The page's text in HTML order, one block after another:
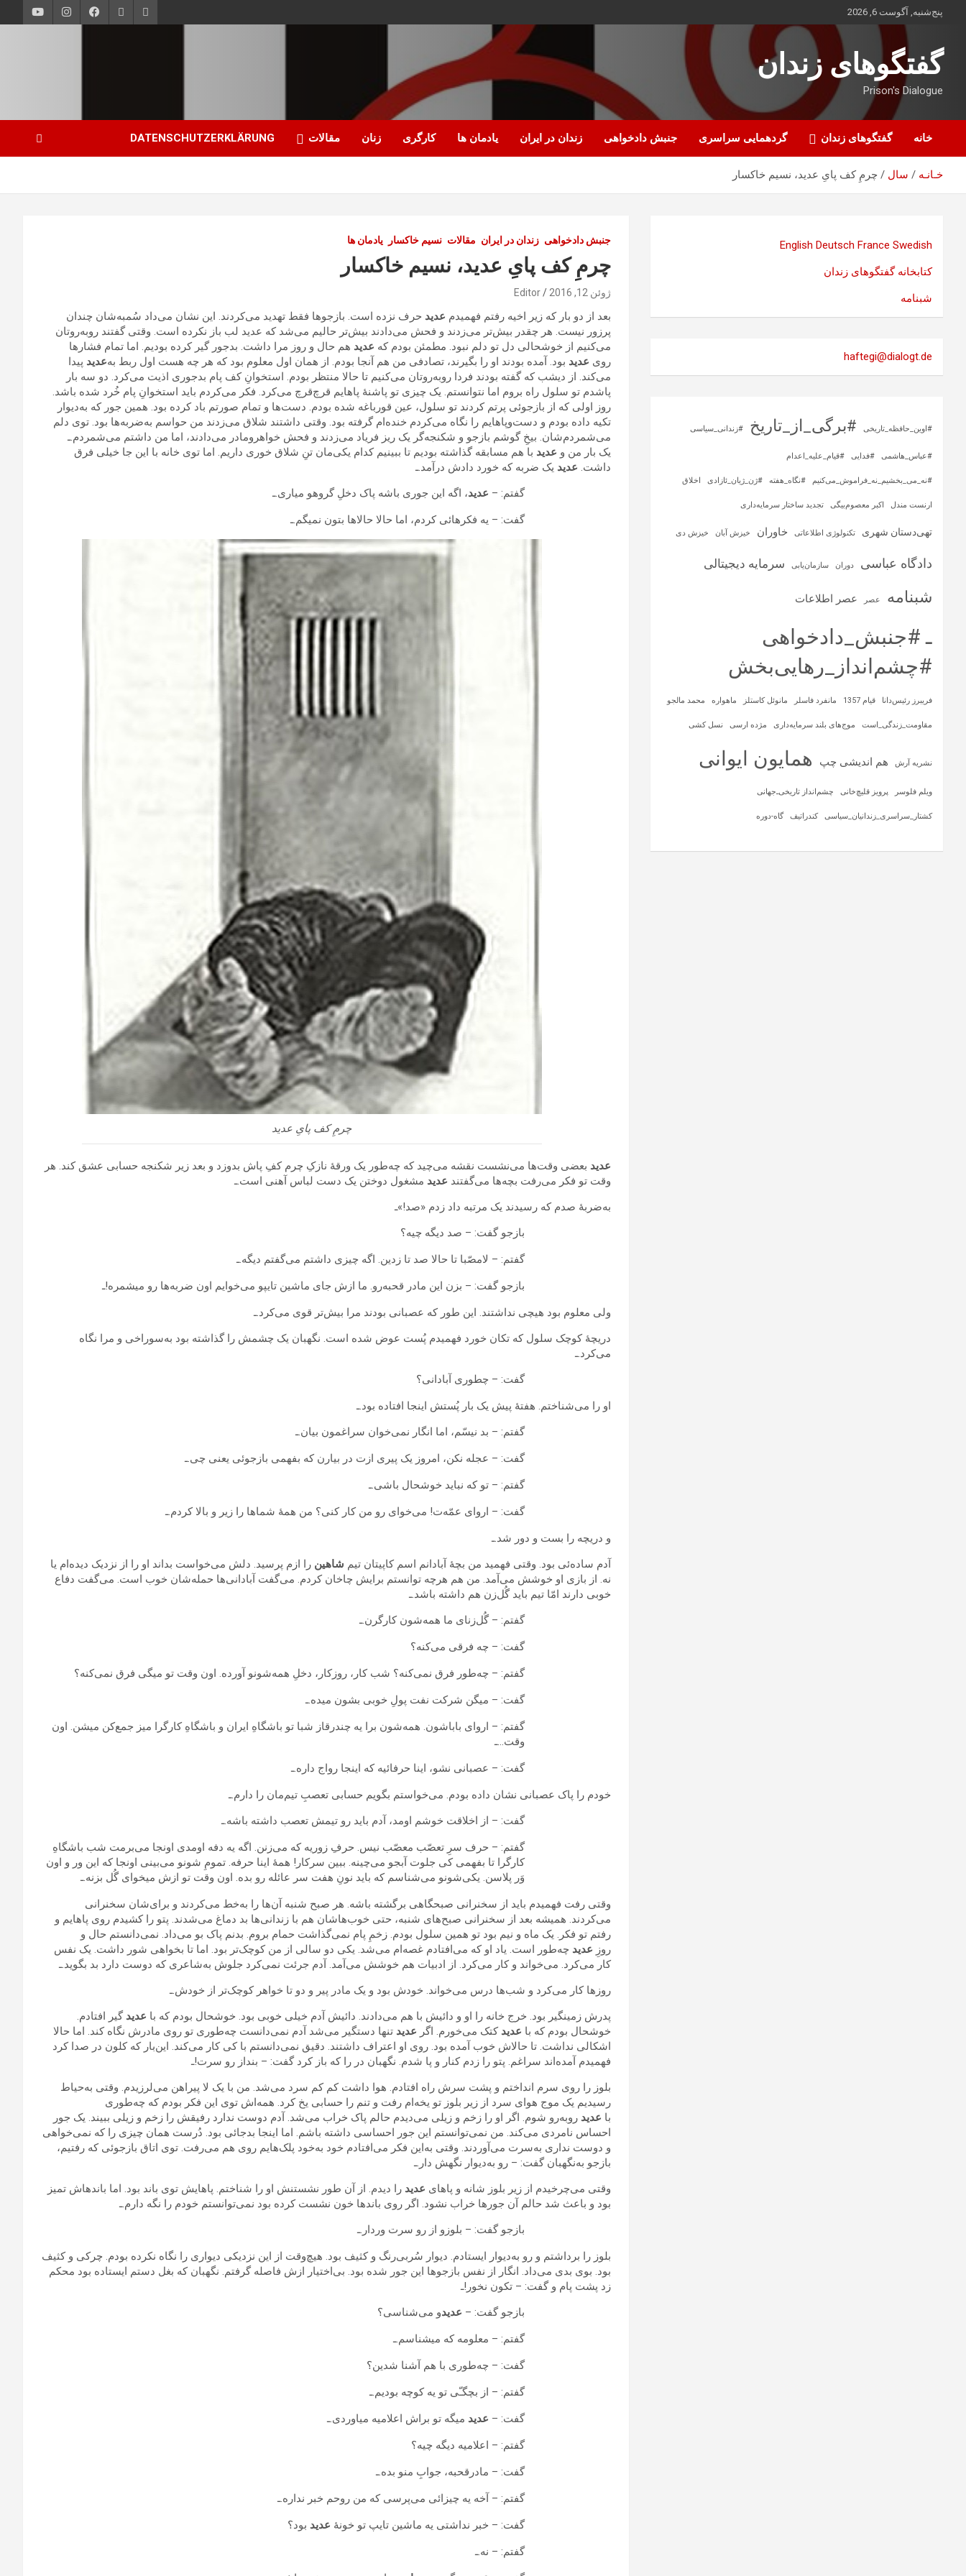
محتوا
پنج‌شنبه, آگوست 6, 2026
گفتگوهای زندان
Prison's Dialogue
خانه گفتگوهای زندان گردهمایی سراسری جنبش دادخواهی زندان در ایران یادمان ها کارگری زنان مقالات DATENSCHUTZERKLÄRUNG
خـانـه سال چرمِ کف پایِ عدید، نسیم خاکسار
جنبش دادخواهی زندان در ایران مقالات نسیم خاکسار یادمان ها
چرمِ کف پایِ عدید، نسیم خاکسار
ژوئن 12, 2016 Editor
بعد از دو بار که زیر اخیه رفتم فهمیدم عدید حرف نزده است. بازجوها فقط تهدید می‌کردند. این نشان می‌داد سُمبه‌شان چندان
پرزور نیست. هر چقدر بیش‌تر می‌زدند و فحش می‌دادند بیش‌تر حالیم می‌شد که عدید لب باز نکرده است. وقتی گفتند روبه‌روتان
می‌کنیم از خوشحالی دل تو دلم نبود. مطمئن بودم که عدید هم حال و روز مرا داشت. بدجور گیر کرده بودیم. اما تمام فشارها
روی عدید بود. آمده بودند او را بگیرند، تصادفی من هم آنجا بودم. از همان اول معلوم بود که هر چه هست اول ربط به‌عدید پیدا
می‌کند. از دیشب که گفته بودند فردا روبه‌روتان می‌کنیم تا حالا منتظر بودم. استخوانِ کف پام بدجوری اذیت می‌کرد. دو سه بار
پاشدم تو سلول راه بروم اما نتوانستم. یک چیزی تو پاشنهٔ پاهایم قرچ‌قرچ می‌کرد. فکر می‌کردم باید استخوانِ پام خُرد شده باشد.
روز اولی که از بازجوئی پرتم کردند تو سلول، عین قورباغه شده بودم. دست‌ها و تمام صورتم باد کرده بود. همین جور که به‌دیوار
تکیه داده بودم و دست‌وپاهایم را نگاه می‌کردم خنده‌ام گرفته بود. وقتی داشتند شلاق می‌زدند من حواسم به‌ضربه‌ها بود. توی دلم
می‌شمردم‌شان. بیخِ گوشم بازجو و شکنجه‌گر یک ریز فریاد می‌زدند و فحش خواهرومادر می‌دادند، اما من داشتم می‌شمردم.ـ
یک بار من و عدید با هم مسابقه گذاشته بودیم تا ببینیم کدام یکی‌مان تنِ شلاق خوری داریم. اما توی خانه با این جا خیلی فرق
داشت. عدید یک ضربه که خورد دادش درآمد.ـ
گفتم: – عدید، اگه این جوری باشه پاک دخلِ‌ گروهو میاری.ـ
گفت: – یه فکرهائی کردم، اما حالا حالاها بتون نمیگم.ـ
چرمِ کف پایِ عدید
عدید بعضی وقت‌ها می‌نشست نقشه می‌چید که چه‌طور یک ورقهٔ نازکِ چرم کفِ پاش بدوزد و بعد زیر شکنجه حسابی عشق کند. هر
وقت تو فکر می‌رفت بچه‌ها می‌گفتند عدید مشغول دوختن یک دست لباس آهنی است.ـ
به‌ضربهٔ صدم که رسیدند یک مرتبه داد زدم «صد!»ـ
بازجو گفت: – صد دیگه چیه؟
گفتم: – لامصّبا تا حالا صد تا زدین. اگه چیزی داشتم می‌گفتم دیگه.ـ
بازجو گفت: – بزن این مادر قحبه‌رو. ما ازش جای ماشین تایپو می‌خوایم اون ضربه‌ها رو میشمره!ـ
ولی معلوم بود هیچی نداشتند. این طور که عصبانی بودند مرا بیش‌تر قوی می‌کرد.ـ
دریچهٔ کوچک سلول که تکان خورد فهمیدم پُست عوض شده است. نگهبان یک چشمش را گذاشته بود به‌سوراخی و مرا نگاه
می‌کرد.ـ
گفت: – چطوری آبادانی؟
او را می‌شناختم. هفتهٔ پیش یک بار پُستش اینجا افتاده بود.ـ
گفتم: – بد نیسّم، اما انگار نمی‌خوان سراغمون بیان.ـ
گفت: – عجله نکن، امروز یک پیری ازت در بیارن که بفهمی بازجوئی یعنی چی.ـ
گفتم: – تو که نباید خوشحال باشی.ـ
گفت: – اروای عمّه‌ت! می‌خوای رو من کار کنی؟ من همهٔ شماها را زیر و بالا کردم.ـ
و دریچه را بست و دور شد.ـ
آدم ساده‌ئی بود. وقتی فهمید من بچهٔ‌ آبادانم اسم کاپیتان تیم شاهین را ازم پرسید. دلش می‌خواست بداند او را از نزدیک دیده‌ام یا
نه. از بازی او خوشش می‌آمد. من هم هرچه توانستم برایش چاخان کردم. می‌گفت آبادانی‌ها حمله‌شان خوب است. می‌گفت دفاع
خوبی دارند امّا تیم باید گُل‌زن هم داشته باشد.ـ
گفتم: – گُل‌زنای ما همه‌شون کارگرن.ـ
گفت: – چه فرقی می‌کنه؟
گفتم: – چه‌طور فرق نمی‌کنه؟ شب کار، روزکار، دخلِ همه‌شونو آورده. اون وقت تو میگی فرق نمی‌کنه؟
گفت: – میگن شرکت نفت پولِ خوبی بشون میده.ـ
گفتم: – اروای باباشون. همه‌شون برا یه چندرقاز شبا تو باشگاهِ ایران و باشگاهِ کارگرا میز جمع‌کن میشن. اون
وقت…ـ
گفت: – عصبانی نشو، اینا حرفائیه که اینجا رواج داره.ـ
خودم را پاک عصبانی نشان داده بودم. می‌خواستم بگویم حسابی تعصبِ تیم‌مان را دارم.ـ
گفت: – از اخلاقت خوشم اومد، آدم باید رو تیمش تعصب داشته باشه.ـ
گفتم: – حرف سرِ تعصّب معصّب نیس. حرفِ زوریه که می‌زنن. اگه یه دفه اومدی اونجا می‌برمت شب باشگاهِ
کارگرا تا بفهمی کی جلوت آبجو می‌چینه. ببین سرکار! همهٔ اینا حرفه. تمومِ شونو می‌بینی اونجا که این ور و اون
وَر پلاسن. یکی‌شونو می‌شناسم که باید نونِ هفت سر عائله رو بده. اون وقت تو ازش میخوای گُل بزنه.ـ
وقتی رفت فهمیدم باید از سخنرانی صبحگاهی برگشته باشه. هر صبح شنبه آن‌ها را به‌خط می‌کردند و برای‌شان سخنرانی
می‌کردند. همیشه بعد از سخنرانی صبح‌های شنبه، حتی خوب‌هاشان هم با زندانی‌ها بد دماغ می‌شدند. پتو را کشیدم روی پاهایم و
رفتم تو فکر. یک ماه و نیم بود تو همین سلول بودم. زخمِ پام نمی‌گذاشت حمام بروم. بدنم پاک بو می‌داد. نمی‌دانستم حال و
روزِ عدید چه‌طور است. یاد او که می‌افتادم غصه‌ام می‌شد. یکی دو سالی از من کوچک‌تر بود. اما تا بخواهی شور داشت. یک نفس
کار می‌کرد. می‌خواند و کار می‌کرد. از ادبیات هم خوشش می‌آمد. آدم جرئت نمی‌کرد جلوش به‌شاعری که دوست دارد بد بگوید.ـ
روزها کار می‌کرد و شب‌ها درس می‌خواند. خودش بود و یک مادر پیر و دو تا خواهر کوچک‌تر از خودش.ـ
پدرش زمینگیر بود. خرج خانه را او و دائیش با هم می‌دادند. دائیش آدم خیلی خوبی بود. خوشحال بودم که با عدید گیر افتادم.
خوشحال بودم که با عدید کتک می‌خورم. اگر عدید تنها دستگیر می‌شد آدم نمی‌دانست چه‌طوری تو روی مادرش نگاه کند. اما حالا
اشکالی نداشت. تا حالاش خوب آمده بود. روی او اعتراف داشتند. دقیق نمی‌دانستم با کی کار می‌کند. این‌بار که کلون در صدا کرد
فهمیدم آمده‌اند سراغم. پتو را زدم کنار و پا شدم. نگهبان در را که باز کرد گفت: – بنداز رو سرت!ـ
بلوز را روی سرم انداختم و پشت سرش راه افتادم. هوا داشت کم کم سرد می‌شد. من با یک لا پیراهن می‌لرزیدم. وقتی به‌حیاط
رسیدیم یک موج هوای سرد از زیر بلوز تو یخه‌ام رفت و تنم را حسابی یخ کرد. همه‌اش توی این فکر بودم که چه‌طوری
با عدید روبه‌رو شوم. اگر او را زخم و زیلی می‌دیدم حالم پاک خراب می‌شد. آدم دوست ندارد رفیقش را زخم و زیلی ببیند. یک جور
احساس نامردی می‌کند. من نمی‌توانستم این جور احساسی داشته باشم. اما اینجا بدجائی بود. دُرست همان چیزی را که نمی‌خواهی
و دوست نداری به‌سرت می‌آوردند. وقتی به‌این فکر می‌افتادم خود به‌خود پلک‌هایم روی هم می‌رفت. توی اتاق بازجوئی که رفتیم،
بازجو به‌نگهبان گفت: – رو به‌دیوار نگهش دار.ـ
وقتی می‌چرخیدم از زیر بلوز شانه و پاهای عدید را دیدم. از آن طور نشستنش او را شناختم. پاهایش توی باند بود. اما باندهاش تمیز
بود و باعث شد حالم آن جورها خراب نشود. اگر روی باندها خون نشست کرده بود نمی‌توانستم خودم را نگه دارم.ـ
بازجو گفت: – بلوزو از رو سرت وردار.ـ
بلوز را برداشتم و رو به‌دیوار ایستادم. دیوار سُربی‌رنگ و کثیف بود. هیچ‌وقت از این نزدیکی دیواری را نگاه نکرده بودم. چرکی و کثیف
بود. بوی بدی می‌داد. انگار از نفس بازجوها این جور شده بود. بی‌اختیار ازش فاصله گرفتم. نگهبان که بغل دستم ایستاده بود محکم
زد پشت پام و گفت: – تکون نخور!ـ
بازجو گفت: – عدیدو می‌شناسی؟
گفتم: – معلومه که میشناسم.ـ
گفت: – چه‌طوری با هم آشنا شدین؟
گفتم: – از بچگـّی تو یه کوچه بودیم.ـ
گفت: – عدید میگه تو براش اعلامیه میاوردی.ـ
گفتم: – اعلامیه دیگه چیه؟
گفت: – مادرقحبه، جوابِ منو بده.ـ
گفتم: – آخه یه چیزائی می‌پرسی که من روحم خبر نداره.ـ
گفت: – خبر نداشتی یه ماشین تایپ تو خونهٔ عدید بود؟
گفتم: – نه.ـ
English Deutsch France Swedish
کتابخانه گفتگوهای زندان
شبنامه
haftegi@dialogt.de
#اوین_حافظه_تاریخی #برگی_از_تاریخ #زندانی_سیاسی
#عباس_هاشمی #فدایی #قیام_علیه_اعدام
#نه_می_بخشیم_نه_فراموش_می‌کنیم #نگاه_هفته #ژن_ژیان_ئازادی اخلاق
ارنست مندل اکبر معصوم‌بیگی تجدید ساختار سرمایه‌داری
تهی‌دستان شهری تکنولوژی اطلاعاتی خاوران خیزش آبان خیزش دی
دادگاه عباسی دوران سازمان‌یابی سرمایه‌ دیجیتالی
شبنامه عصر عصر اطلاعات
ـ #جنبش_دادخواهی
#چشم‌انداز_رهایی‌بخش
فریبرز رئیس‌دانا قیام 1357 مانفرد فاسلر مانوئل کاستلز ماهواره‌ محمد مالجو
مقاومت_زندگی_است موج‌های بلند سرمایه‌داری مژده ارسی نسل کشی
نشریه آرش هم اندیشی چپ همایون ایوانی
ویلم فلوسر پرویز قلیچ‌خانی چشم‌انداز تاریخی‌ـ‌جهانی
کشتار_سراسری_زندانیان_سیاسی کندراتیف گاه-دوره